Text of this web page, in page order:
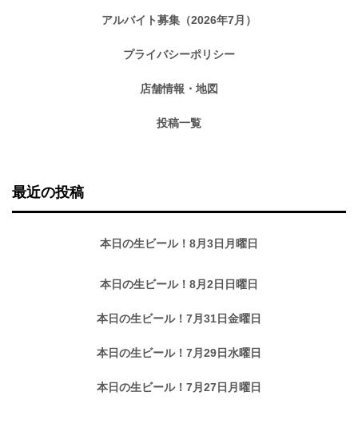
アルバイト募集（2026年7月）
プライバシーポリシー
店舗情報・地図
投稿一覧
最近の投稿
本日の生ビール！8月3日月曜日
本日の生ビール！8月2日日曜日
本日の生ビール！7月31日金曜日
本日の生ビール！7月29日水曜日
本日の生ビール！7月27日月曜日